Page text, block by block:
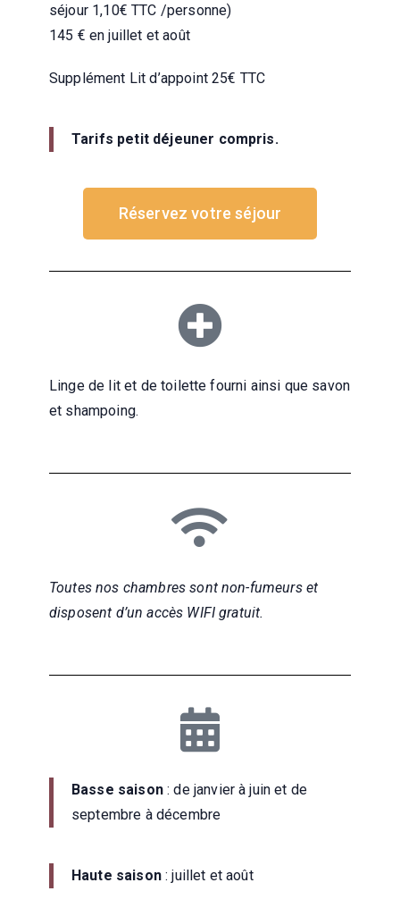
séjour 1,10€ TTC /personne)
145 € en juillet et août
Supplément Lit d’appoint 25€ TTC
Tarifs petit déjeuner compris.
Réservez votre séjour
Linge de lit et de toilette fourni ainsi que savon
et shampoing.
Toutes nos chambres sont non-fumeurs et
disposent d’un accès WIFI gratuit.
Basse saison: de janvier à juin et de
septembre à décembre
Haute saison: juillet et août